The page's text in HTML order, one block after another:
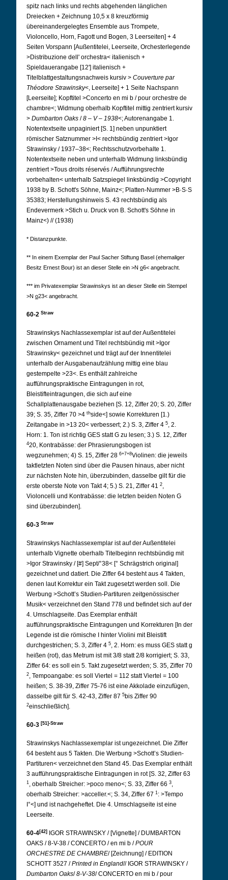
spitz nach links und rechts abgehenden länglichen
Dreiecken + Zeichnung 10,5 x 8 kreuzförmig
übereinandergelegtes Ensemble aus Trompete,
Violoncello, Horn, Fagott und Bogen, 3 Leerseiten] + 4
Seiten Vorspann [Außentitelei, Leerseite, Orchesterlegende
>Distribuzione dell' orchestra< italienisch +
Spieldauerangabe [12'] italienisch +
Titelblattgestaltungsnachweis kursiv > Couverture par
Théodore Strawinsky<, Leerseite] + 1 Seite Nachspann
[Leerseite]; Kopftitel >Concerto en mi b / pour orchestre de
chambre<; Widmung oberhalb Kopftitel mittig zentriert kursiv
> Dumbarton Oaks /8 – V – 1938<; Autorenangabe 1.
Notentextseite unpaginiert [S. 1] neben unpunktiert
römischer Satznummer >I< rechtsbündig zentriert >Igor
Strawinsky / 1937–38<; Rechtsschutzvorbehalte 1.
Notentextseite neben und unterhalb Widmung linksbündig
zentriert >Tous droits réservés / Aufführungsrechte
vorbehalten< unterhalb Satzspiegel linksbündig >Copyright
1938 by B. Schott's Söhne, Mainz<; Platten-Nummer >B·S·S
35383; Herstellungshinweis S. 43 rechtsbündig als
Endevermerk >Stich u. Druck von B. Schott's Söhne in
Mainz<) // (1938)
* Distanzpunkte.
** In einem Exemplar der Paul Sacher Stiftung Basel (ehemaliger
Besitz Ernest Bour) ist an dieser Stelle ein >N o6< angebracht.
*** im Privatexemplar Strawinskys ist an dieser Stelle ein Stempel
>N o23< angebracht.
60-2 Straw
Strawinskys Nachlassexemplar ist auf der Außentitelei
zwischen Ornament und Titel rechtsbündig mit >Igor
Strawinsky< gezeichnet und trägt auf der Innentitelei
unterhalb der Ausgabenaufzählung mittig eine blau
gestempelte >23<. Es enthält zahlreiche
aufführungspraktische Eintragungen in rot,
Bleistifteintragungen, die sich auf eine
Schallplattenausgabe beziehen [S. 12, Ziffer 20; S. 20, Ziffer
39; S. 35, Ziffer 70 >4 thside<] sowie Korrekturen [1.)
Zeitangabe in >13 20< verbessert; 2.) S. 3, Ziffer 4 5, 2.
Horn: 1. Ton ist richtig GES statt G zu lesen; 3.) S. 12, Ziffer
420, Kontrabässe: der Phrasierungsbogen ist
wegzunehmen; 4) S. 15, Ziffer 28 6+7+8Violinen: die jeweils
taktletzten Noten sind über die Pausen hinaus, aber nicht
zur nächsten Note hin, überzubinden, dasselbe gilt für die
erste oberste Note von Takt 4; 5.) S. 21, Ziffer 41 2,
Violoncelli und Kontrabässe: die letzten beiden Noten G
sind überzubinden].
60-3 Straw
Strawinskys Nachlassexemplar ist auf der Außentitelei
unterhalb Vignette oberhalb Titelbeginn rechtsbündig mit
>Igor Strawinsky / [#] Sept/°38< [° Schrägstrich original]
gezeichnet und datiert. Die Ziffer 64 besteht aus 4 Takten,
denen laut Korrektur ein Takt zugesetzt werden soll. Die
Werbung >Schott’s Studien-Partituren zeitgenössischer
Musik< verzeichnet den Stand 778 und befindet sich auf der
4. Umschlagseite. Das Exemplar enthält
aufführungspraktische Eintragungen und Korrekturen [In der
Legende ist die römische I hinter Violini mit Bleistift
durchgestrichen; S. 3, Ziffer 4 5, 2. Horn: es muss GES statt g
heißen (rot), das Metrum ist mit 3/8 statt 2/8 korrigiert; S. 33,
Ziffer 64: es soll ein 5. Takt zugesetzt werden; S. 35, Ziffer 70
2, Tempoangabe: es soll Viertel = 112 statt Viertel = 100
heißen; S. 38-39, Ziffer 75-76 ist eine Akkolade einzufügen,
dasselbe gilt für S. 42-43, Ziffer 87 5bis Ziffer 90
2einschließlich].
60-3 [51]-Straw
Strawinskys Nachlassexemplar ist ungezeichnet. Die Ziffer
64 besteht aus 5 Takten. Die Werbung >Schott’s Studien-
Partituren< verzeichnet den Stand 45. Das Exemplar enthält
3 aufführungspraktische Eintragungen in rot [S. 32, Ziffer 63
1 , oberhalb Streicher: >poco meno<; S. 33, Ziffer 66 3,
oberhalb Streicher: >acceller.<; S. 34, Ziffer 67 1 : >Tempo
I°<] und ist nachgeheftet. Die 4. Umschlagseite ist eine
Leerseite.
60-4[42]
IGOR STRAWINSKY / [Vignette] / DUMBARTON
OAKS / 8-V-38 / CONCERTO / en mi b /POUR
ORCHESTRE DE CHAMBRE/ [Zeichnung] / EDITION
SCHOTT 3527 /Printed in England// IGOR STRAWINSKY /
Dumbarton Oaks/8-V-38/ CONCERTO en mi b / pour